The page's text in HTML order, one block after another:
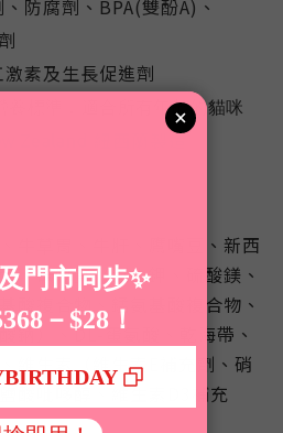
防腐劑、BPA(雙酚A)、
素及生長促進劑
營養標準，適合所有年齡的貓咪
紐西蘭製造
牛草胃、牛肝、鷹嘴豆、新西
、礦物質（氯化鉀、硫酸鎂、
酸複合物、錳氨基酸複合物、
鈉）、DL-蛋氨酸、乾海帶、
維生素（維生素E補充劑、硝
酸吡哆醇、維生素D3補充